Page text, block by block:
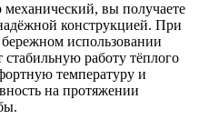
механический, вы получаете
конструкцией. При
использовании
стабильную работу тёплого
температуру и
на протяжении